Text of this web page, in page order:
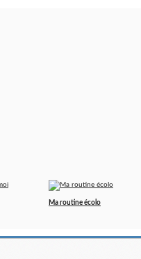
Ma routine écolo